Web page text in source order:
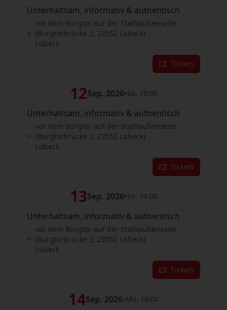
Unterhaltsam, informativ & authentisch
vor dem Burgtor auf der Stadtaußenseite
(Burgtorbrücke 2, 23552 Lübeck)
Lübeck
Tickets
12Sep. 2026•Sa. 16:00
Unterhaltsam, informativ & authentisch
vor dem Burgtor auf der Stadtaußenseite
(Burgtorbrücke 2, 23552 Lübeck)
Lübeck
Tickets
13Sep. 2026•So. 14:00
Unterhaltsam, informativ & authentisch
vor dem Burgtor auf der Stadtaußenseite
(Burgtorbrücke 2, 23552 Lübeck)
Lübeck
Tickets
14Sep. 2026•Mo. 16:00